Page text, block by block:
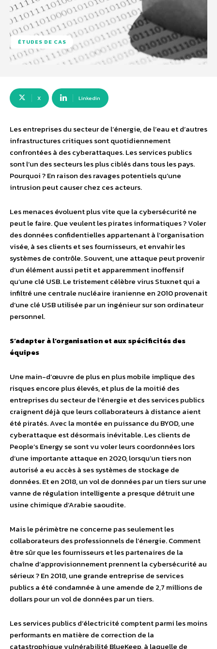
ÉTUDES DE CAS
X Linkedin
Les entreprises du secteur de l’énergie, de l’eau et d’autres
infrastructures critiques sont quotidiennement
confrontées à des cyberattaques. Les services publics
sont l’un des secteurs les plus ciblés dans tous les pays.
Pourquoi ? En raison des ravages potentiels qu’une
intrusion peut causer chez ces acteurs.
Les menaces évoluent plus vite que la cybersécurité ne
peut le faire. Que veulent les pirates informatiques ? Voler
des données confidentielles appartenant à l’organisation
visée, à ses clients et ses fournisseurs, et envahir les
systèmes de contrôle. Souvent, une attaque peut provenir
d’un élément aussi petit et apparemment inoffensif
qu’une clé USB. Le tristement célèbre virus Stuxnet qui a
infiltré une centrale nucléaire iranienne en 2010 provenait
d’une clé USB utilisée par un ingénieur sur son ordinateur
personnel.
S’adapter à l’organisation et aux spécificités des
équipes
Une main-d’œuvre de plus en plus mobile implique des
risques encore plus élevés, et plus de la moitié des
entreprises du secteur de l’énergie et des services publics
craignent déjà que leurs collaborateurs à distance aient
été piratés. Avec la montée en puissance du BYOD, une
cyberattaque est désormais inévitable. Les clients de
People’s Energy se sont vu voler leurs coordonnées lors
d’une importante attaque en 2020, lorsqu’un tiers non
autorisé a eu accès à ses systèmes de stockage de
données. Et en 2018, un vol de données par un tiers sur une
vanne de régulation intelligente a presque détruit une
usine chimique d’Arabie saoudite.
Mais le périmètre ne concerne pas seulement les
collaborateurs des professionnels de l’énergie. Comment
être sûr que les fournisseurs et les partenaires de la
chaîne d’approvisionnement prennent la cybersécurité au
sérieux ? En 2018, une grande entreprise de services
publics a été condamnée à une amende de 2,7 millions de
dollars pour un vol de données par un tiers.
Les services publics d’électricité comptent parmi les moins
performants en matière de correction de la
catastrophique vulnérabilité BlueKeep, à laquelle de